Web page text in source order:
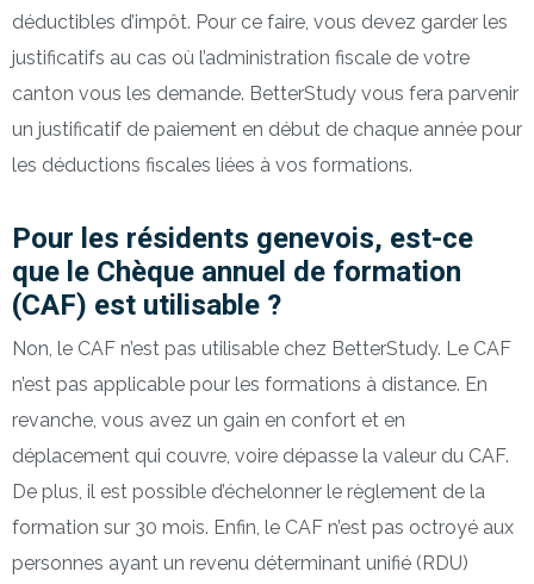
déductibles d’impôt. Pour ce faire, vous devez garder les
justificatifs au cas où l’administration fiscale de votre
canton vous les demande. BetterStudy vous fera parvenir
un justificatif de paiement en début de chaque année pour
les déductions fiscales liées à vos formations.
Pour les résidents genevois, est-ce
que le Chèque annuel de formation
(CAF) est utilisable ?
Non, le CAF n’est pas utilisable chez BetterStudy. Le CAF
n’est pas applicable pour les formations à distance. En
revanche, vous avez un gain en confort et en
déplacement qui couvre, voire dépasse la valeur du CAF.
De plus, il est possible d’échelonner le règlement de la
formation sur 30 mois. Enfin, le CAF n’est pas octroyé aux
personnes ayant un revenu déterminant unifié (RDU)